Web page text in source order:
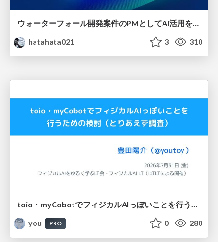
hatahata021
3 310
toio・myCobotでフィジカルAIっぽいことを行うための検討（とりあえず調査） / フィジカルAI LT（IoTLTによる開催）
you
PRO 0 280